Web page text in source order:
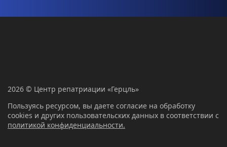
2026 © Центр репатриации «Герцль»
Пользуясь ресурсом, вы даете согласие на обработку
cookies и других пользовательских данных в соответствии с
политикой конфиденциальности.